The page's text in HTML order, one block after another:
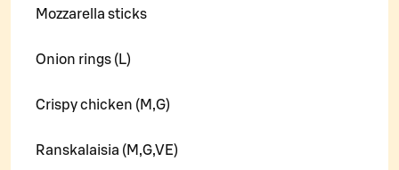
Mozzarella sticks
Onion rings (L)
Crispy chicken (M,G)
Ranskalaisia (M,G,VE)